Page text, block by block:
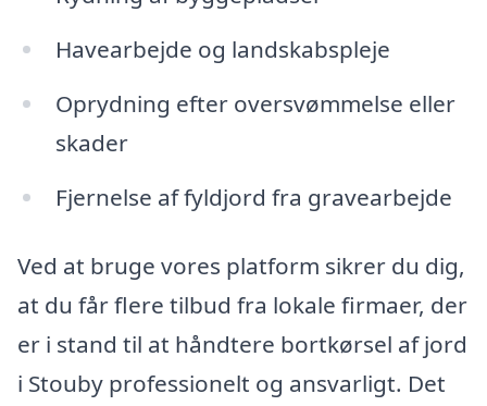
Havearbejde og landskabspleje
Oprydning efter oversvømmelse eller
skader
Fjernelse af fyldjord fra gravearbejde
Ved at bruge vores platform sikrer du dig,
at du får flere tilbud fra lokale firmaer, der
er i stand til at håndtere bortkørsel af jord
i Stouby professionelt og ansvarligt. Det